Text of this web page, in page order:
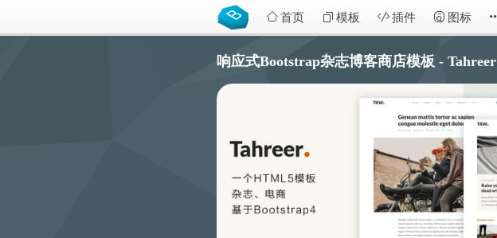
首页 模板 插件 图标
响应式Bootstrap杂志博客商店模板 - Tahreer